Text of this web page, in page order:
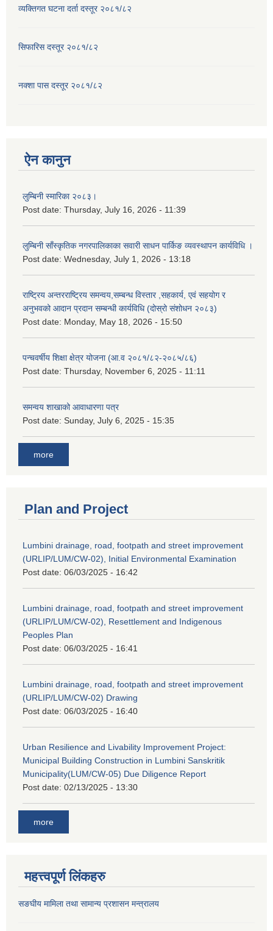
व्यक्तिगत घटना दर्ता दस्तूर २०८१/८२
सिफारिस दस्तूर २०८१/८२
नक्शा पास दस्तूर २०८१/८२
ऐन कानुन
लुम्बिनी स्मारिका २०८३।
Post date: Thursday, July 16, 2026 - 11:39
लुम्बिनी साँस्कृतिक नगरपालिकाका सवारी साधन पार्किङ व्यवस्थापन कार्यविधि ।
Post date: Wednesday, July 1, 2026 - 13:18
राष्ट्रिय अन्तरराष्ट्रिय समन्वय,सम्बन्ध विस्तार ,सहकार्य, एवं सहयोग र
अनुभवको आदान प्रदान सम्बन्धी कार्यविधि (दोस्रो संशोधन २०८३)
Post date: Monday, May 18, 2026 - 15:50
पन्चवर्षीय शिक्षा क्षेत्र योजना (आ.व २०८१/८२-२०८५/८६)
Post date: Thursday, November 6, 2025 - 11:11
समन्वय शाखाको आवाधारणा पत्र
Post date: Sunday, July 6, 2025 - 15:35
more
Plan and Project
Lumbini drainage, road, footpath and street improvement
(URLIP/LUM/CW-02), Initial Environmental Examination
Post date: 06/03/2025 - 16:42
Lumbini drainage, road, footpath and street improvement
(URLIP/LUM/CW-02), Resettlement and Indigenous
Peoples Plan
Post date: 06/03/2025 - 16:41
Lumbini drainage, road, footpath and street improvement
(URLIP/LUM/CW-02) Drawing
Post date: 06/03/2025 - 16:40
Urban Resilience and Livability Improvement Project:
Municipal Building Construction in Lumbini Sanskritik
Municipality(LUM/CW-05) Due Diligence Report
Post date: 02/13/2025 - 13:30
more
महत्त्वपूर्ण लिंकहरु
सङघीय मामिला तथा सामान्य प्रशासन मन्‍त्रालय